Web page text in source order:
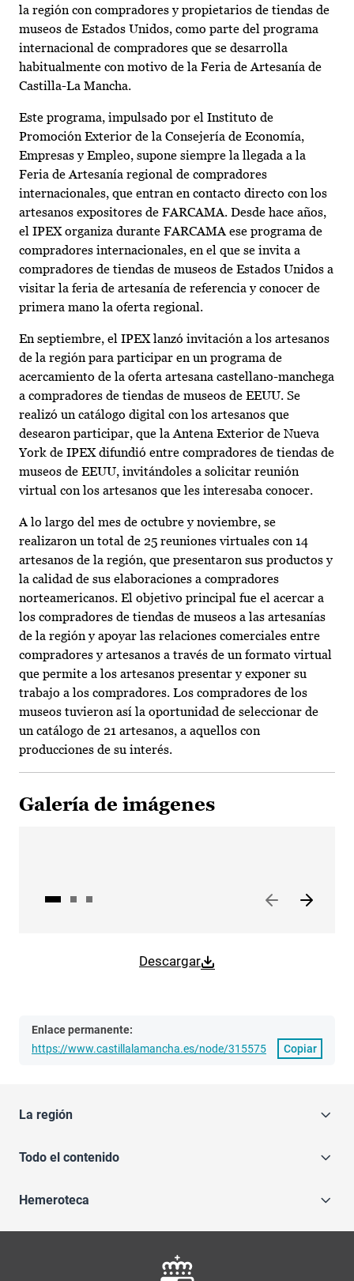
la región con compradores y propietarios de tiendas de
museos de Estados Unidos, como parte del programa
internacional de compradores que se desarrolla
habitualmente con motivo de la Feria de Artesanía de
Castilla-La Mancha.
Este programa, impulsado por el Instituto de
Promoción Exterior de la Consejería de Economía,
Empresas y Empleo, supone siempre la llegada a la
Feria de Artesanía regional de compradores
internacionales, que entran en contacto directo con los
artesanos expositores de FARCAMA. Desde hace años,
el IPEX organiza durante FARCAMA ese programa de
compradores internacionales, en el que se invita a
compradores de tiendas de museos de Estados Unidos a
visitar la feria de artesanía de referencia y conocer de
primera mano la oferta regional.
En septiembre, el IPEX lanzó invitación a los artesanos
de la región para participar en un programa de
acercamiento de la oferta artesana castellano-manchega
a compradores de tiendas de museos de EEUU. Se
realizó un catálogo digital con los artesanos que
desearon participar, que la Antena Exterior de Nueva
York de IPEX difundió entre compradores de tiendas de
museos de EEUU, invitándoles a solicitar reunión
virtual con los artesanos que les interesaba conocer.
A lo largo del mes de octubre y noviembre, se
realizaron un total de 25 reuniones virtuales con 14
artesanos de la región, que presentaron sus productos y
la calidad de sus elaboraciones a compradores
norteamericanos. El objetivo principal fue el acercar a
los compradores de tiendas de museos a las artesanías
de la región y apoyar las relaciones comerciales entre
compradores y artesanos a través de un formato virtual
que permite a los artesanos presentar y exponer su
trabajo a los compradores. Los compradores de los
museos tuvieron así la oportunidad de seleccionar de
un catálogo de 21 artesanos, a aquellos con
producciones de su interés.
Galería de imágenes
Descargar
Enlace permanente:
https://www.castillalamancha.es/node/315575
Copiar
La región
Todo el contenido
Hemeroteca